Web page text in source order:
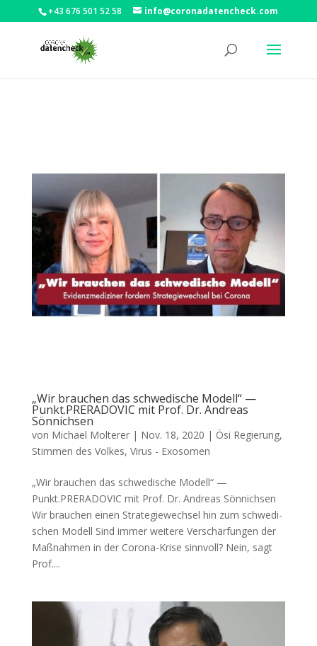
+43 676 501 52 58 info@coronadatencheck.com
„Wir brauchen das schwedische Modell“ —
Punkt.PRERADOVIC mit Prof. Dr. Andreas
Sönnichsen
von Michael Molterer| Nov. 18, 2020 | Ösi Regierung,
Stimmen des Volkes, Virus - Exosomen
„Wir brauchen das schwedische Modell“ —
Punkt.PRERADOVIC mit Prof. Dr. Andreas Sönnichsen
Wir brau­chen einen Stra­te­gie­wech­sel hin zum schwe­di­
schen Modell Sind immer wei­te­re Ver­schär­fun­gen der
Maß­nah­men in der Coro­na-Kri­se sinn­voll? Nein, sagt
Prof....